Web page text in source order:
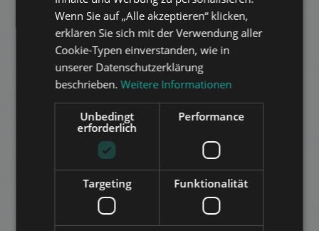
NORMAFA ÚT
769.000 HUF
Distrikt 12 • 3 Schlafzimmer • 200 m
ZUR LISTE HINZUFÜGEN
ITALIAN
SPANISH
RUSSIAN
Wenn Sie auf „Alle akzeptieren“ klicken,
erklären Sie sich mit der Verwendung aller
Cookie-Typen einverstanden, wie in
unserer Datenschutzerklärung
beschrieben. Weitere Informationen
Unbedingt
erforderlich
Performance
Targeting Funktionalität